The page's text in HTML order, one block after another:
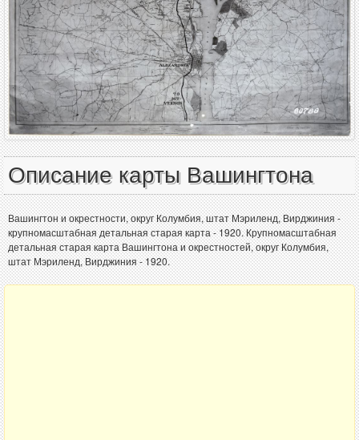
Описание карты Вашингтона
Вашингтон и окрестности, округ Колумбия, штат Мэриленд, Вирджиния -
крупномасштабная детальная старая карта - 1920. Крупномасштабная
детальная старая карта Вашингтона и окрестностей, округ Колумбия,
штат Мэриленд, Вирджиния - 1920.